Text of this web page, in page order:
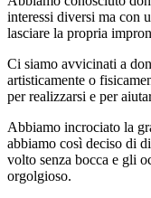
interessi diversi ma con
lasciare la propria
Ci siamo avvicinati a
artisticamente o
per realizzarsi e per
Abbiamo incrociato la
abbiamo così deciso di
volto senza bocca e gli
orgolgioso.